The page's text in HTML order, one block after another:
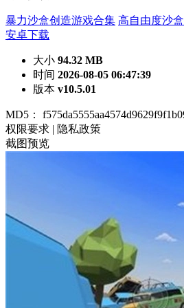
暴力沙盒创造游戏合集 高自由度沙
安卓下载
大小 94.32 MB
时间 2026-08-05 06:47:39
版本 v10.5.01
MD5：
权限要求 | 隐私政策
截图预览